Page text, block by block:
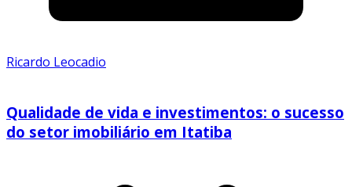
Ricardo Leocadio
Qualidade de vida e investimentos: o sucesso
do setor imobiliário em Itatiba